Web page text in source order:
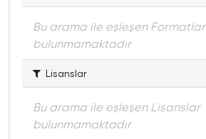
Bu arama ile eşleşen Formatlar
bulunmamaktadır
Lisanslar
Bu arama ile eşleşen Lisanslar
bulunmamaktadır